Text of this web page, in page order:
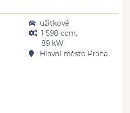
užitkové
1 598 ccm,
89 kW
Hlavní město Praha